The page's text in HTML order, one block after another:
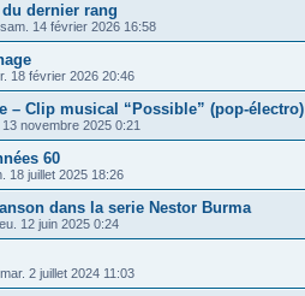
dernier rang
sam. 14 février 2026 16:58
18 février 2026 20:46
– Clip musical “Possible” (pop-électro)
13 novembre 2025 0:21
60
18 juillet 2025 18:26
dans la serie Nestor Burma
12 juin 2025 0:24
mar. 2 juillet 2024 11:03